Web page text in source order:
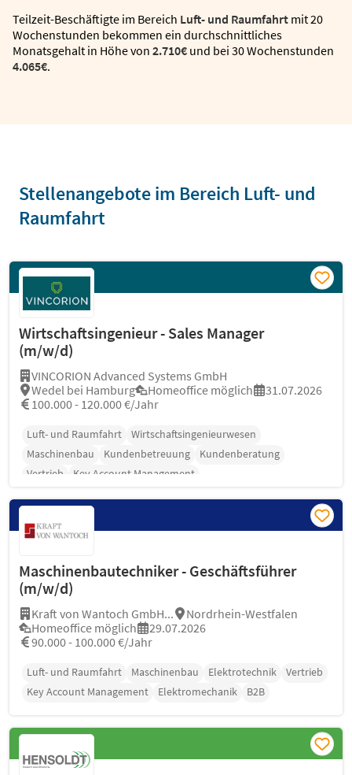
Teilzeit-Beschäftigte im Bereich Luft- und Raumfahrt mit 20
Wochenstunden bekommen ein durchschnittliches
Monatsgehalt in Höhe von 2.710€ und bei 30 Wochenstunden
4.065€.
Stellenangebote im Bereich Luft- und
Raumfahrt
Wirtschaftsingenieur - Sales Manager
(m/w/d)
VINCORION Advanced Systems GmbH
Wedel bei Hamburg
Homeoffice möglich
31.07.2026
100.000 - 120.000 €/Jahr
Luft- und Raumfahrt
Wirtschaftsingenieurwesen
Maschinenbau
Kundenbetreuung
Kundenberatung
Vertrieb
Key Account Management
Maschinenbautechniker - Geschäftsführer
(m/w/d)
Kraft von Wantoch GmbH...
Nordrhein-Westfalen
Homeoffice möglich
29.07.2026
90.000 - 100.000 €/Jahr
Luft- und Raumfahrt Maschinenbau Elektrotechnik
Vertrieb
Key Account Management
Elektromechanik B2B